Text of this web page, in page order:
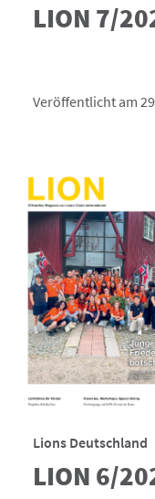
LION 7/
Veröffentlicht am
Lions Deutschland
LION 6/